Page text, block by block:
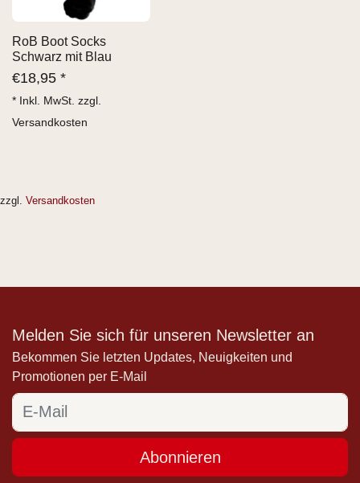
RoB Boot Socks
Schwarz mit Blau
€18,95 *
* Inkl. MwSt. zzgl.
Versandkosten
zzgl. Versandkosten
Melden Sie sich für unseren Newsletter an
Bekommen Sie letzten Updates, Neuigkeiten und
Promotionen per E-Mail
Abonnieren